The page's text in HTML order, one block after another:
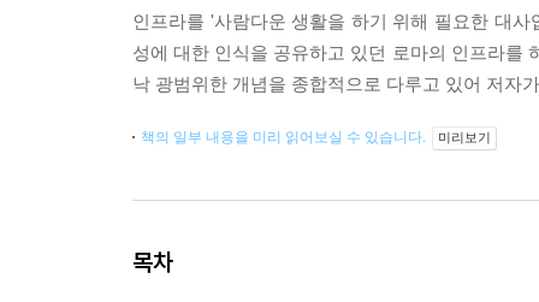
인프라를 '사람다운 생활을 하기 위해 필요한 대
성에 대한 인식을 공유하고 있던 로마의 인프라를
낙 광범위한 개념을 종합적으로 다루고 있어 저자
책의 일부 내용을 미리 읽어보실 수 있습니다. 미리보기
목차